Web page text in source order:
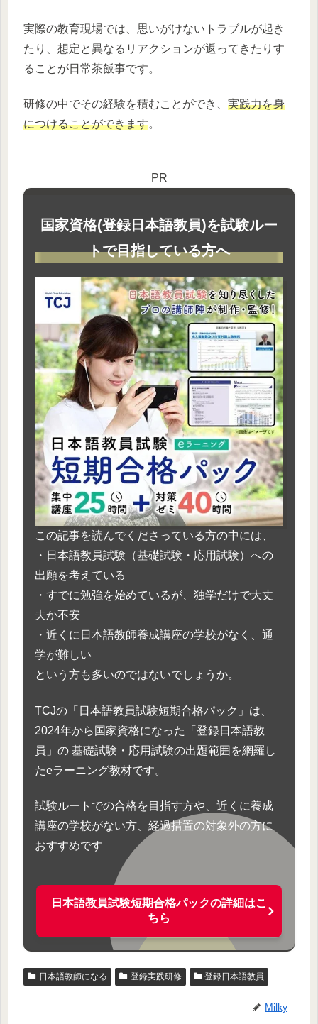
実際の教育現場では、思いがけないトラブルが起き
たり、想定と異なるリアクションが返ってきたりす
ることが日常茶飯事です。
研修の中でその経験を積むことができ、 実践力を身
につけることができます。
PR
国家資格(登録日本語教員)を試験ルー
トで目指している方へ
この記事を読んでくださっている方の中には、
・日本語教員試験（基礎試験・応用試験）への
出願を考えている
・すでに勉強を始めているが、独学だけで大丈
夫か不安
・近くに日本語教師養成講座の学校がなく、通
学が難しい
という方も多いのではないでしょうか。
TCJの「日本語教員試験短期合格パック」は、
2024年から国家資格になった「登録日本語教
員」の 基礎試験・応用試験の出題範囲を網羅し
たeラーニング教材です。
試験ルートでの合格を目指す方や、近くに養成
講座の学校がない方、経過措置の対象外の方に
おすすめです
日本語教員試験短期合格パックの詳細はこ
ちら
日本語教師になる 登録実践研修 登録日本語教員
Milky